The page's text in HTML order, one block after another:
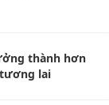
thành hơn
lai